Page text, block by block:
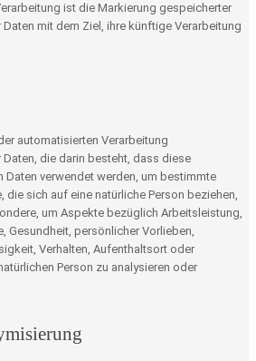
ist die Markierung gespeicherter
mit dem Ziel, ihre künftige Verarbeitung
automatisierten Verarbeitung
die darin besteht, dass diese
Daten verwendet werden, um bestimmte
sich auf eine natürliche Person beziehen,
um Aspekte bezüglich Arbeitsleistung,
Gesundheit, persönlicher Vorlieben,
Verhalten, Aufenthaltsort oder
Person zu analysieren oder